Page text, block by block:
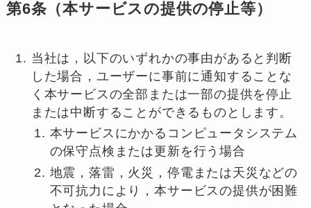
第6条（本サービスの提供の停止等）
当社は，以下のいずれかの事由があると判断
した場合，ユーザーに事前に通知することな
く本サービスの全部または一部の提供を停止
または中断することができるものとします。
本サービスにかかるコンピュータシステム
の保守点検または更新を行う場合
地震，落雷，火災，停電または天災などの
不可抗力により，本サービスの提供が困難